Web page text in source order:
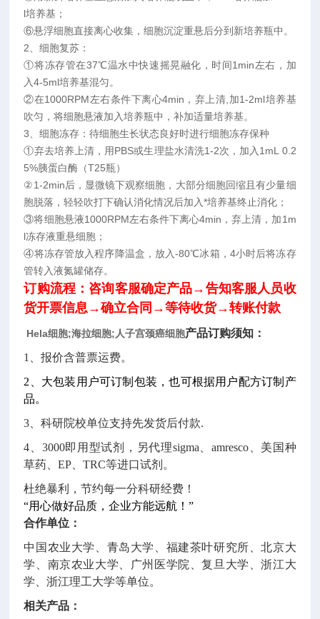
l培养基；
⑥悬浮细胞直接离心收集，细胞沉淀重悬后分到新培养瓶中。
2、细胞复苏：
①将冻存管在37℃温水中快速摇晃融化，时间1min左右，加
入4-5ml培养基混匀。
②在1000RPM左右条件下离心4min，弃上清,加1-2ml培养基
吹匀，将细胞悬液加入培养瓶中，补加适量培养基。
3、细胞冻存：待细胞生长状态良好时进行细胞冻存保种
①弃去培养上清，用PBS或生理盐水清洗1-2次，加入1mL 0.2
5%胰蛋白酶（T25瓶）
②1-2min后，显微镜下观察细胞，大部分细胞回缩且有少量细
胞脱落，轻轻吹打下确认消化情况后加入*培养基终止消化；
③将细胞悬液1000RPM左右条件下离心4min，弃上清，加1m
l冻存液重悬细胞；
④将冻存管放入程序降温盒，放入-80℃冰箱，4小时后将冻存
管转入液氮罐储存。
订购流程：咨询客服确定产品→告知客服人员收
货开票信息→确立合同→等待收货→转账付款
Hela细胞;海拉细胞;人子宫颈癌细胞产品订购须知：
1、报价含普票运费。
2、 大包装用户可订制包装，也可根据用户配方订制产
品。
3、科研院校单位支持先发货后付款.
4、 3000即用型试剂，另代理sigma、amresco、美国种
草药、EP、TRC等进口试剂。
杜绝暴利，节约每一分科研经费！
“用心做好品质，企业方能远航！”
合作单位：
中国农业大学、青岛大学、福建茶叶研究所、北京大
学、南京农业大学、广州医学院、复旦大学、浙江大
学、浙江理工大学等单位。
相关产品：